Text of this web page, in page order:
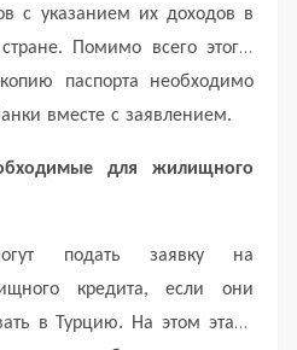
с указанием их доходов в
Помимо всего этого,
паспорта необходимо
вместе с заявлением.
для жилищного
подать заявку на
кредита, если они
в Турцию. На этом этапе